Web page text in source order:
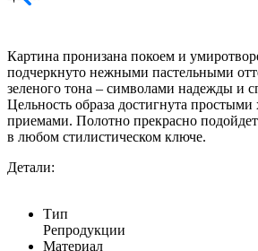
Картина пронизана покоем и
подчеркнуто нежными пастельными
зеленого тона – символами надежды и
Цельность образа достигнута
приемами. Полотно прекрасно
в любом стилистическом ключе.
Детали:
Тип
Репродукции
Материал